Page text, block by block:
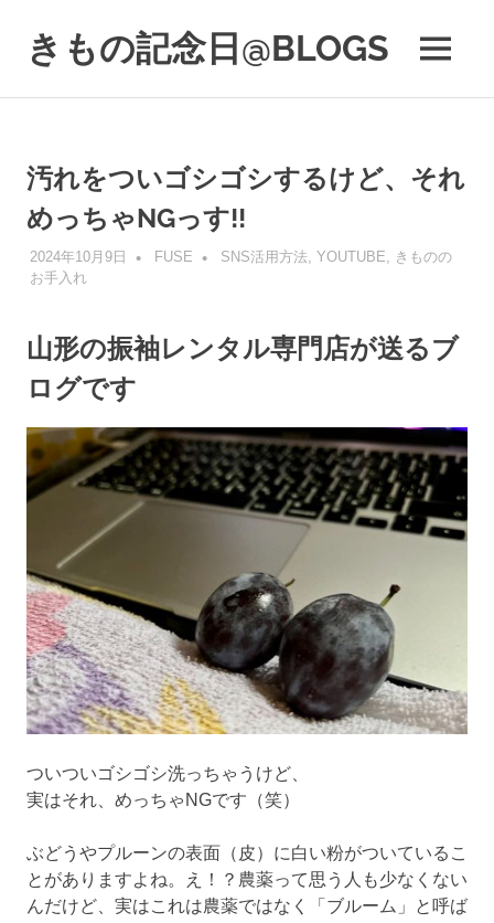
きもの記念日@BLOGS
者
も、
し
ん
で
参
に
な
る
ブ
で
す。
MENU
汚れをついゴシゴシするけど、それ
めっちゃNGっす!!
2024年10月9日 FUSE SNS活用方法, YOUTUBE
きものの
お手入れ
山形の振袖レンタル専門店が送るブ
ログです
ついついゴシゴシ洗っちゃうけど、
実はそれ、めっちゃNGです（笑）
ぶどうやプルーンの表面（皮）に白い粉がついているこ
とがありますよね。え！？農薬って思う人も少なくない
んだけど、実はこれは農薬ではなく「ブルーム」と呼ば